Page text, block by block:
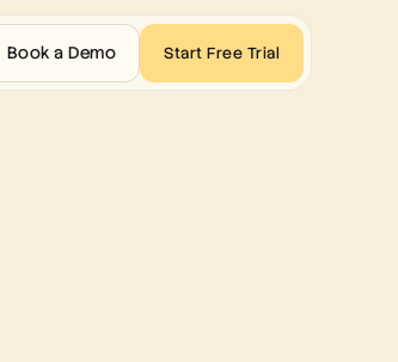
Book a Demo Start Free Trial